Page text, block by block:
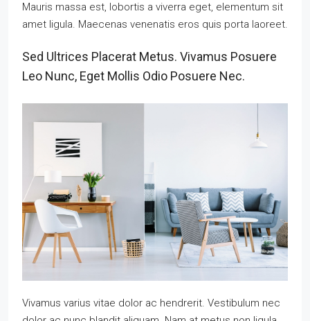
Mauris massa est, lobortis a viverra eget, elementum sit
amet ligula. Maecenas venenatis eros quis porta laoreet.
Sed Ultrices Placerat Metus. Vivamus Posuere
Leo Nunc, Eget Mollis Odio Posuere Nec.
Vivamus varius vitae dolor ac hendrerit. Vestibulum nec